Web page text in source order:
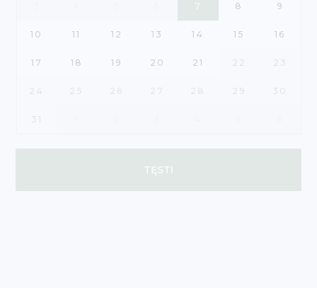
7 8 9
10 11 12 13 14 15 16
17 18 19 20 21
TĘSTI